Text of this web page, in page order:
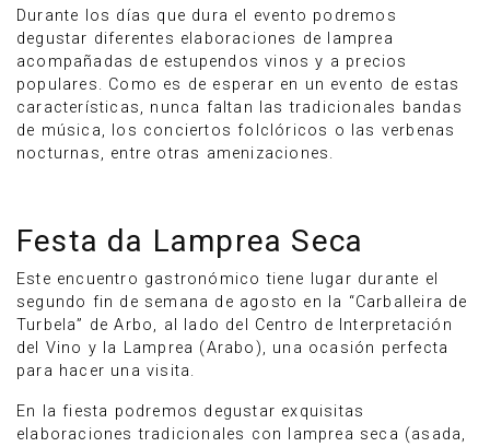
Durante los días que dura el evento podremos
degustar diferentes elaboraciones de lamprea
acompañadas de estupendos vinos y a precios
populares. Como es de esperar en un evento de estas
características, nunca faltan las tradicionales bandas
de música, los conciertos folclóricos o las verbenas
nocturnas, entre otras amenizaciones.
Festa da Lamprea Seca
Este encuentro gastronómico tiene lugar durante el
segundo fin de semana de agosto en la “Carballeira de
Turbela” de Arbo, al lado del Centro de Interpretación
del Vino y la Lamprea (Arabo), una ocasión perfecta
para hacer una visita.
En la fiesta podremos degustar exquisitas
elaboraciones tradicionales con lamprea seca (asada,